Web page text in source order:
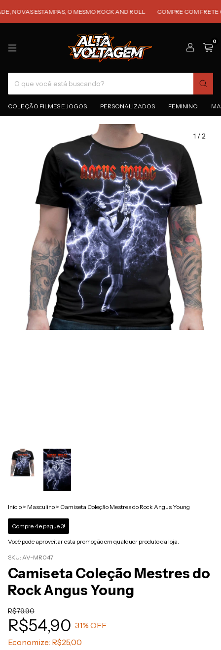
ESTAMPAS, O MESMO ROCK AND ROLL COMPRE COM FRETE
0
COLEÇÃO FILMES E JOGOS PERSONALIZADOS FEMININO
1 /2
Início > Masculino > Camiseta Coleção Mestres do Rock Angus Young
Compre 4 e pague 3!
Você pode aproveitar esta promoção em qualquer produto da loja.
SKU: AV-MR047
Camiseta Coleção Mestres do
Rock Angus Young
R$79,90
R$54,90 31% OFF
Economize: R$25,00